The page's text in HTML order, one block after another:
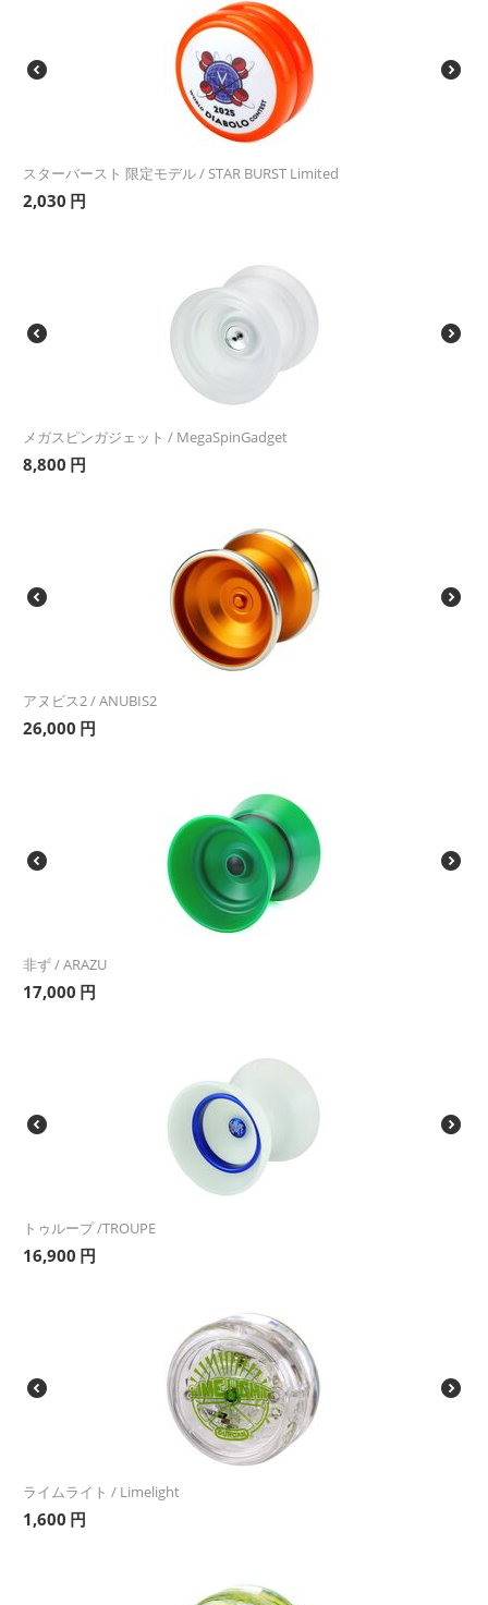
スターバースト 限定モデル / STAR BURST Limited
2,030 円
メガスピンガジェット / MegaSpinGadget
8,800 円
アヌビス2 / ANUBIS2
26,000 円
非ず / ARAZU
17,000 円
トゥループ /TROUPE
16,900 円
ライムライト / Limelight
1,600 円